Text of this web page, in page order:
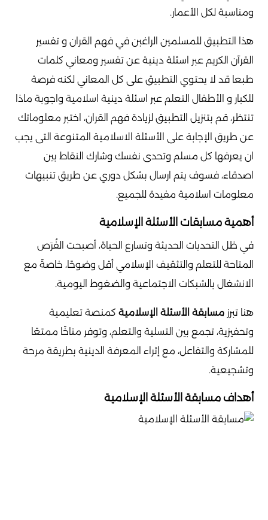
ومناسبة لكل الأعمار.
هذا التطبيق للمسلمين الراغبن في فهم القران و تفسير
القرآن الكريم عبر اسئلة دينية عن تفسير ومعاني كلمات
طبعا قد لا يحتوي التطبيق على كل المعاني لكنه فرصة
للكبار و الأطفال التعلم عبر اسئلة دينية اسلامية واجوبة ماذا
تنتظر، قم بتنزيل التطبيق لزيادة فهم القران، اختبر معلوماتك
عن طريق الإجابة على الأسئلة الاسلامية المتنوعة التى يجب
ان يعرفها كل مسلم وتحدى نفسك وشارك النقاط بين
اصدقاء، فسوف يتم ارسال بشكل دوري عن طريق تنبيهات
معلومات اسلامية مفيدة للجميع.
أهمية مسابقات الأسئلة الإسلامية
في ظل التحديات الحديثة وتسارع الحياة، أصبحت الفُرَص
المتاحة للتعلم والتثقيف الإسلامي أقل وضوحًا، خاصةً مع
الانشغال بالشبكات الاجتماعية والضغوط اليومية.
هنا تبرز مسابقة الأسئلة الإسلامية كمنصة تعليمية
وتحفيزية، تجمع بين التسلية والتعلم، وتوفر مناخًا ممتعًا
للمشاركة والتفاعل، مع إثراء المعرفة الدينية بطريقة مرحة
وتشجيعية.
أهداف مسابقة الأسئلة الإسلامية